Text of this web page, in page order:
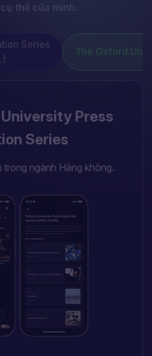
thể của mình.
Series
The Oxford
Press
Series
trong ngành Hàng không.
kỳ thi Quốc tịch Hoa Kỳ.
lý và hệ thống lập pháp Hoa
đủ để đạt được thẻ xanh.